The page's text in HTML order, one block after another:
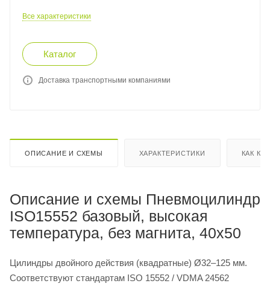
Все характеристики
Каталог
Доставка транспортными компаниями
ОПИСАНИЕ И СХЕМЫ ХАРАКТЕРИСТИКИ КАК
Описание и схемы Пневмоцилиндр
ISO15552 базовый, высокая
температура, без магнита, 40x50
Цилиндры двойного действия (квадратные) Ø32–125 мм.
Соответствуют стандартам ISO 15552 / VDMA 24562